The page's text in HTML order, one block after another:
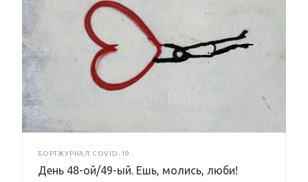
БОРТЖУРНАЛ COVID-19
День 48-ой/49-ый. Ешь, молись, люби!